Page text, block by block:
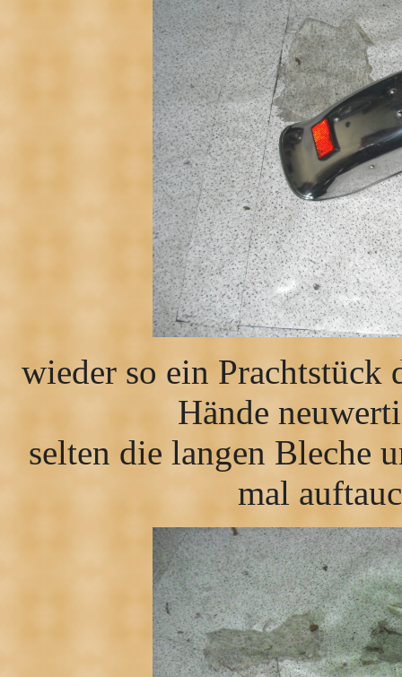
wieder so ein Prachtstück
Hände
selten die langen Bleche
mal